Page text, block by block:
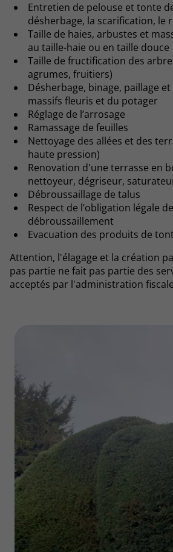
Entretien de pelouse et tonte
désherbage, la scarification, le
Taille de haies, arbustes et
au taille-haie ou en taille douce
Taille de fructification des
agrumes, fruitiers)
Désherbage, binage, paillage
massifs fleuris et du potager
Réglage de l’arrosage
Ramassage de feuilles
Nettoyage des allées et des
haute pression)
Renovation d'une terrasse en
nettoyeur, dégriseur,
Débroussaillage de talus
Respect de l’obligation légale de
débroussaillement
Evacuation des produits de
Attention, l'élagage et la création
pas partie ne fait pas partie des
acceptés par l'administration